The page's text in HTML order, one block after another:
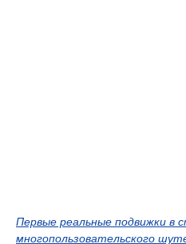
Первые реальные подвижки в
многопользовательского